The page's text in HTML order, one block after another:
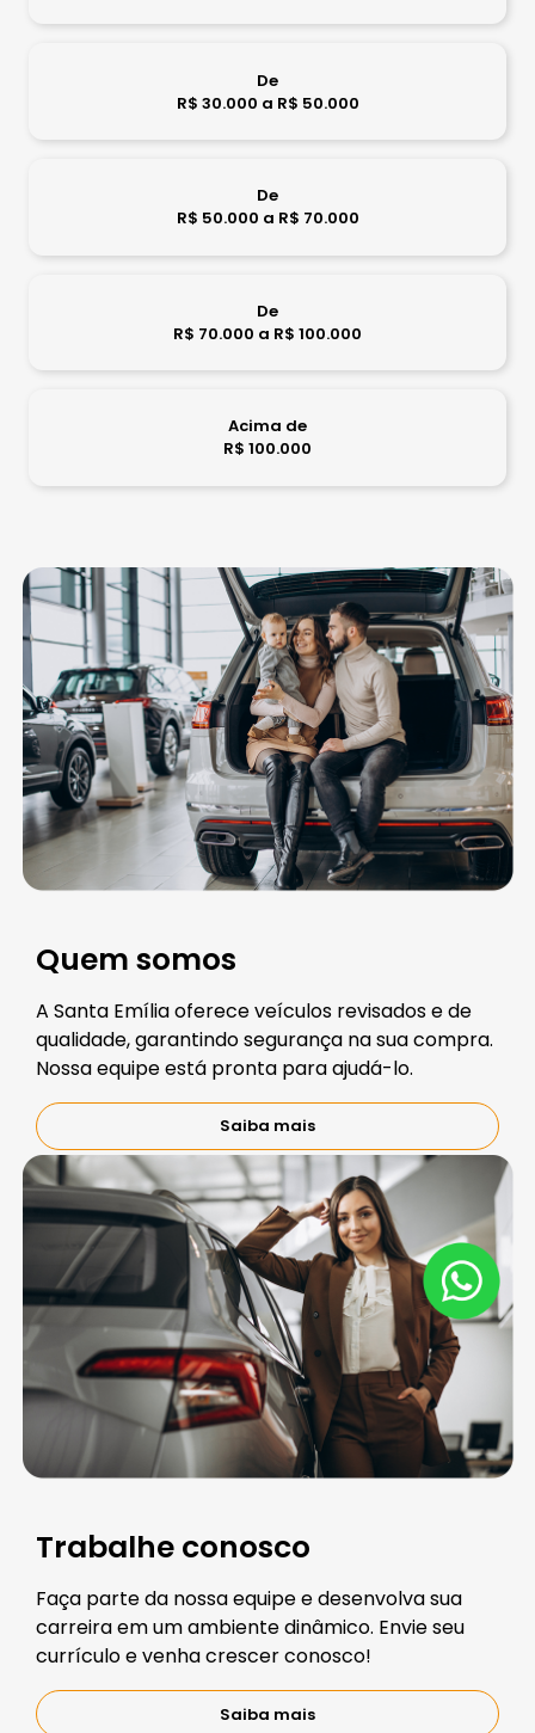
De
R$ 30.000 a R$ 50.000
De
R$ 50.000 a R$ 70.000
De
R$ 70.000 a R$ 100.000
Acima de
R$ 100.000
Quem somos
A Santa Emília oferece veículos revisados e de
qualidade, garantindo segurança na sua compra.
Nossa equipe está pronta para ajudá-lo.
Saiba mais
Trabalhe conosco
Faça parte da nossa equipe e desenvolva sua
carreira em um ambiente dinâmico. Envie seu
currículo e venha crescer conosco!
Saiba mais